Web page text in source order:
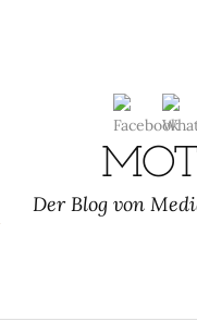
Der Blog von